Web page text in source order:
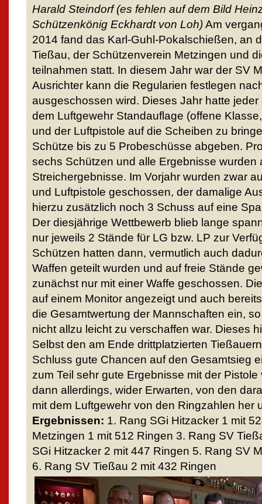
Harald Steindorf (es fehlen auf dem Bild
Schützenkönig Eckhardt von Loh)Am
2014 fand das Karl-Guhl-Pokalschießen, an
Tießau, der Schützenverein Metzingen und
teilnahmen statt. In diesem Jahr war der SV
Ausrichter kann die Regularien festlegen
ausgeschossen wird. Dieses Jahr hatte
dem Luftgewehr Standauflage (offene
und der Luftpistole auf die Scheiben zu
Schütze bis zu 5 Probeschüsse abgeben.
sechs Schützen und alle Ergebnisse wurden
Streichergebnisse. Im Vorjahr wurden zwar
und Luftpistole geschossen, der damalige
hierzu zusätzlich noch 3 Schuss auf eine
Der diesjährige Wettbewerb blieb lange
nur jeweils 2 Stände für LG bzw. LP zur
Schützen hatten dann, vermutlich auch
Waffen geteilt wurden und auf freie Stände
zunächst nur mit einer Waffe geschossen.
auf einem Monitor angezeigt und auch
die Gesamtwertung der Mannschaften ein,
nicht allzu leicht zu verschaffen war. Dieses
Selbst den am Ende drittplatzierten
Schluss gute Chancen auf den Gesamtsieg
zum Teil sehr gute Ergebnisse mit der
dann allerdings, wider Erwarten, von den
mit dem Luftgewehr von den Ringzahlen her
Ergebnissen: 1. Rang SGi Hitzacker 1 mit
Metzingen 1 mit 512 Ringen 3. Rang SV
SGi Hitzacker 2 mit 447 Ringen 5. Rang SV
6. Rang SV Tießau 2 mit 432 Ringen